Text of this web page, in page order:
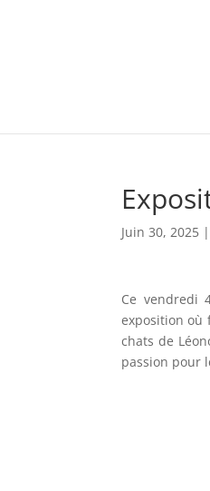
Juin 30, 2025 |
Ce vendredi
exposition où
chats de
passion pour